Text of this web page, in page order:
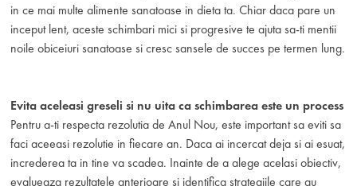
in ce mai multe alimente sanatoase in dieta ta. Chiar daca pare un
inceput lent, aceste schimbari mici si progresive te ajuta sa-ti mentii
noile obiceiuri sanatoase si cresc sansele de succes pe termen lung.
Evita aceleasi greseli si nu uita ca schimbarea este un process
Pentru a-ti respecta rezolutia de Anul Nou, este important sa eviti sa
faci aceeasi rezolutie in fiecare an. Daca ai incercat deja si ai esuat,
increderea ta in tine va scadea. Inainte de a alege acelasi obiectiv,
evalueaza rezultatele anterioare si identifica strategiile care au